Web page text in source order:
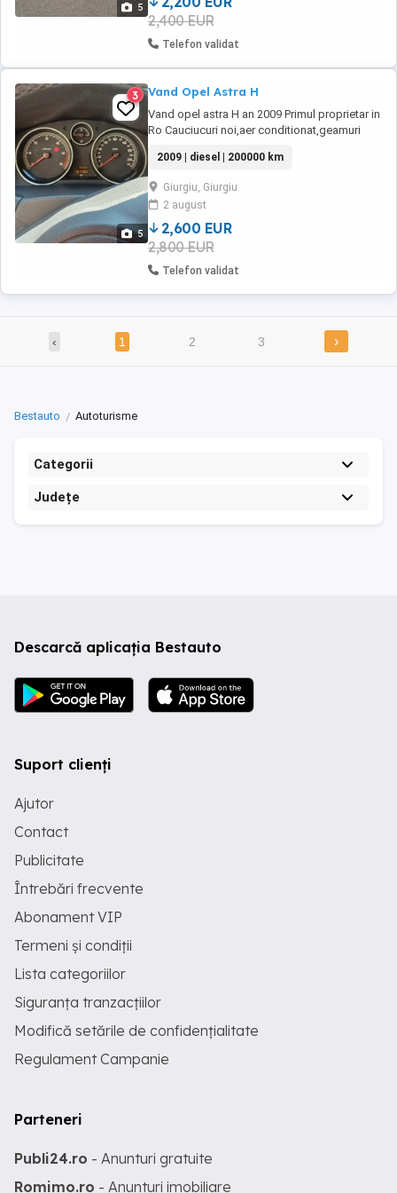
5
2,400 EUR
Telefon validat
5
3 Vand Opel Astra H
Vand opel astra H an 2009 Primul proprietar in
Ro Cauciucuri noi,aer conditionat,geamuri
impecabila Motor 1.7 cdti 110 CP Filtru
partucule activ
2009 | diesel | 200000 km
Giurgiu, Giurgiu
2 august
2,600 EUR
2,800 EUR
Telefon validat
‹ 1 2 3 ›
Bestauto Autoturisme
Categorii
Județe
Descarcă aplicația Bestauto
Suport clienți
Ajutor
Contact
Publicitate
Întrebări frecvente
Abonament VIP
Termeni și condiții
Lista categoriilor
Siguranța tranzacțiilor
Modifică setările de confidențialitate
Regulament Campanie
Parteneri
Publi24.ro - Anunturi gratuite
Romimo.ro - Anunturi imobiliare